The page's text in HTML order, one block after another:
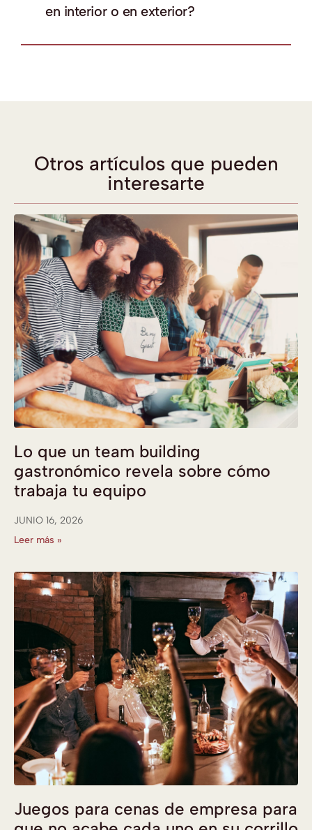
en interior o en exterior?
Otros artículos que pueden
interesarte
Lo que un team building
gastronómico revela sobre cómo
trabaja tu equipo
JUNIO 16, 2026
Leer más »
Juegos para cenas de empresa para